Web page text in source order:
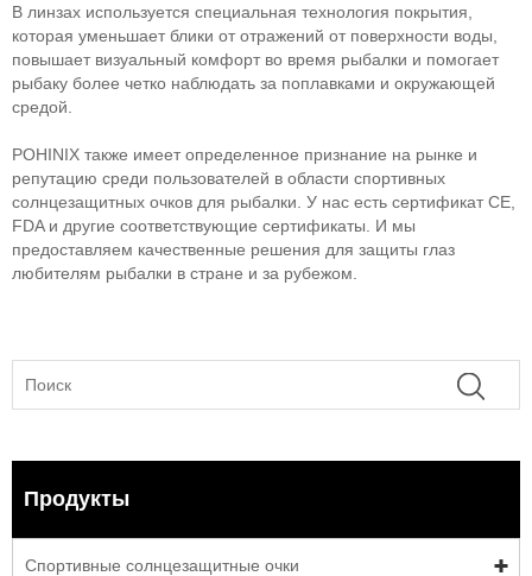
В линзах используется специальная технология покрытия,
которая уменьшает блики от отражений от поверхности воды,
повышает визуальный комфорт во время рыбалки и помогает
рыбаку более четко наблюдать за поплавками и окружающей
средой.
POHINIX также имеет определенное признание на рынке и
репутацию среди пользователей в области спортивных
солнцезащитных очков для рыбалки. У нас есть сертификат CE,
FDA и другие соответствующие сертификаты. И мы
предоставляем качественные решения для защиты глаз
любителям рыбалки в стране и за рубежом.
Продукты
Спортивные солнцезащитные очки